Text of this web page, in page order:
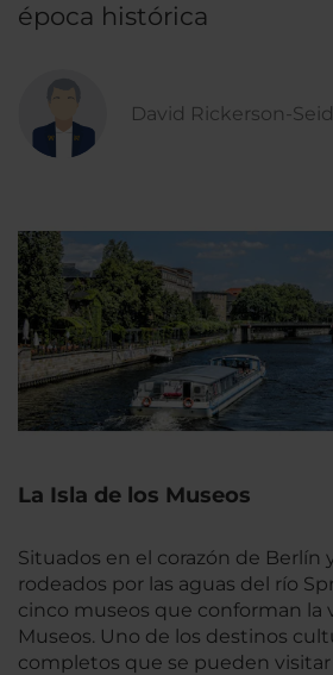
época histórica
David Rickerson-
La Isla de los Museos
Situados en el corazón de
rodeados por las aguas del río
cinco museos que conforman la
Museos. Uno de los destinos
completos que se pueden